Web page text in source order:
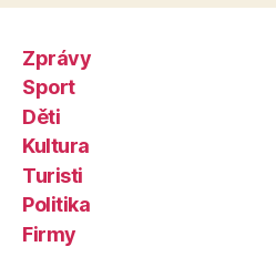
Zprávy
Sport
Děti
Kultura
Turisti
Politika
Firmy